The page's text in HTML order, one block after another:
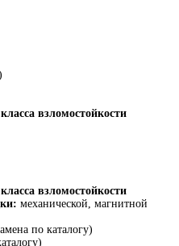
взломостойкости
взломостойкости
механической, магнитной
по каталогу)